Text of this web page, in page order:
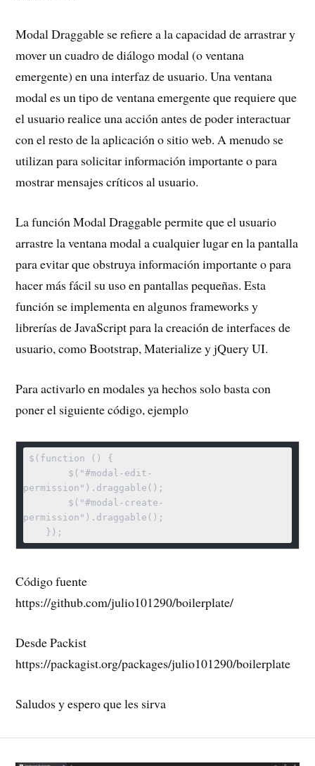
Modal Draggable se refiere a la capacidad de arrastrar y
mover un cuadro de diálogo modal (o ventana
emergente) en una interfaz de usuario. Una ventana
modal es un tipo de ventana emergente que requiere que
el usuario realice una acción antes de poder interactuar
con el resto de la aplicación o sitio web. A menudo se
utilizan para solicitar información importante o para
mostrar mensajes críticos al usuario.
La función Modal Draggable permite que el usuario
arrastre la ventana modal a cualquier lugar en la pantalla
para evitar que obstruya información importante o para
hacer más fácil su uso en pantallas pequeñas. Esta
función se implementa en algunos frameworks y
librerías de JavaScript para la creación de interfaces de
usuario, como Bootstrap, Materialize y jQuery UI.
Para activarlo en modales ya hechos solo basta con
poner el siguiente código, ejemplo
permission").draggable();
permission").draggable();
Código fuente
https://github.com/julio101290/boilerplate/
Desde Packist
https://packagist.org/packages/julio101290/boilerplate
Saludos y espero que les sirva